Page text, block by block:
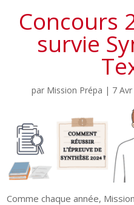
Concours
survie
par Mission Prépa | 7
Comme chaque année,